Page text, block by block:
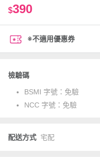
$390
※不適用優惠券
檢驗碼
BSMI 字號： 免驗
NCC 字號： 免驗
配送方式 宅配